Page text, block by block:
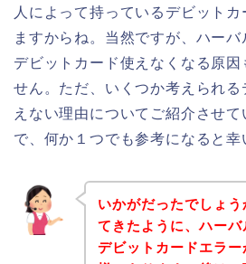
人によって持っているデビットカ
ますからね。当然ですが、ハー
デビットカード使えなくなる原因
せん。ただ、いくつか考えられる
えない理由についてご紹介させ
で、何か１つでも参考になると幸
いかがだったでしょ
てきたように、ハー
デビットカードエラ